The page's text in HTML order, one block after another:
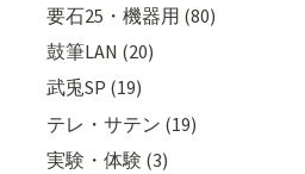
要石25・機器用 (80)
鼓筆LAN (20)
武兎SP (19)
テレ・サテン (19)
実験・体験 (3)